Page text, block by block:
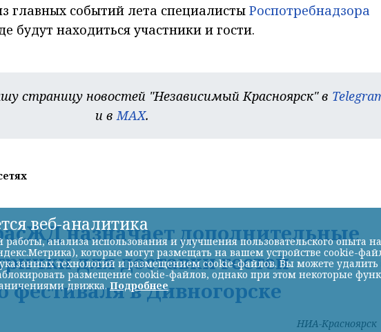
главных событий лета специалисты Роспотребнадзора
будут находиться участники и гости.
страницу новостей "Независимый Красноярск" в
и в MAX.
назначает дополнительные
для доставки гостей
фестиваля в Дивногорске
НИА-Красноярск
веб-аналитика
анализа использования и улучшения пользовательского опыта
которые могут размещать на вашем устройстве cookie-
технологий и размещением cookie-файлов. Вы можете удалить
размещение cookie-файлов, однако при этом некоторые
движка.Подробнее